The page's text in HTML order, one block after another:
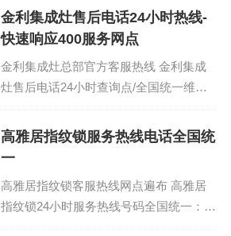
机售后维修...
金利集成灶售后电话24小时热线-
快速响应400服务网点
金利集成灶总部官方客服热线 金利集成
灶售后电话24小时查询点/全国统一维修
询）（2）400-1865-9...
高雅居指纹锁服务热线电话全国统
一
高雅居指纹锁客服热线网点遍布 高雅居
指纹锁24小时服务热线号码全国统一：